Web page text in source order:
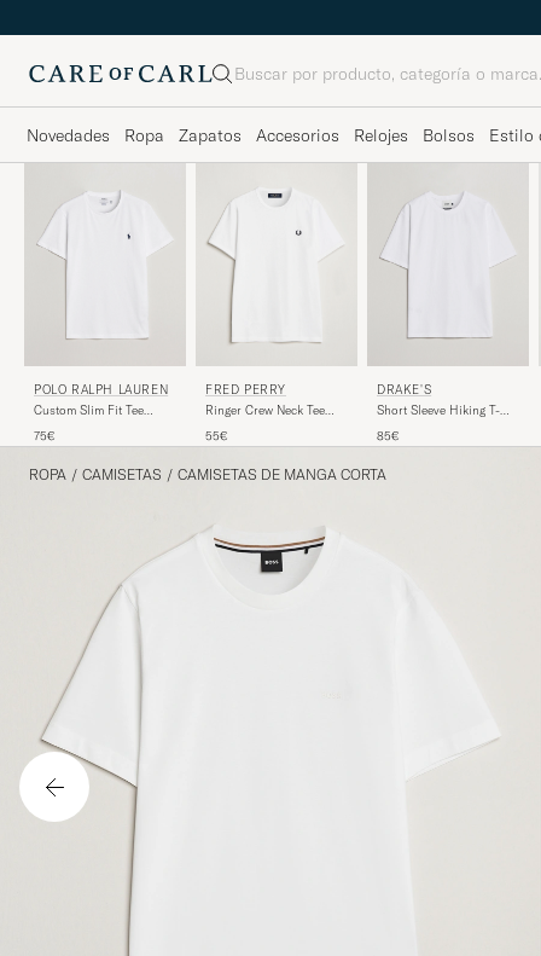
Buscar
Novedades Ropa Zapatos Accesorios Relojes Bolsos Estilo
POLO RALPH LAUREN
Custom Slim Fit Tee
75€
FRED PERRY
Ringer Crew Neck Tee
55€
DRAKE'S
Short Sleeve Hiking T-
85€
ROPA / CAMISETAS / CAMISETAS DE MANGA CORTA